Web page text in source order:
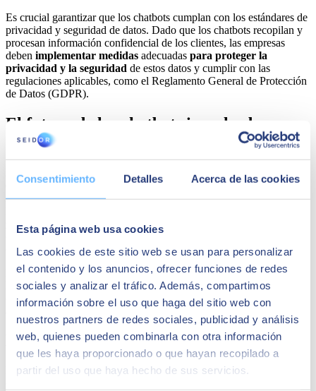
Consentimiento Detalles Acerca de las cookies
Esta página web usa cookies
Las cookies de este sitio web se usan para personalizar
el contenido y los anuncios, ofrecer funciones de redes
sociales y analizar el tráfico. Además, compartimos
información sobre el uso que haga del sitio web con
nuestros partners de redes sociales, publicidad y análisis
web, quienes pueden combinarla con otra información
que les haya proporcionado o que hayan recopilado a
partir del uso que haya hecho de sus servicios.
Es crucial garantizar que los chatbots cumplan con los estándares de
privacidad y seguridad de datos. Dado que los chatbots recopilan y
procesan información confidencial de los clientes, las empresas
deben implementar medidas adecuadas para proteger la
privacidad y la seguridad de estos datos y cumplir con las
regulaciones aplicables, como el Reglamento General de Protección
de Datos (GDPR).
El futuro de los chatbots impulsados por
IA
A medida que la tecnología de IA continúa avanzando es probable
que veamos aún más innovaciones en el espacio de los chatbots. La
integración de tecnologías emergentes como el procesamiento de
generación de lenguaje natural
ofrecer experiencias aún más personalizadas y envolventes para los
clientes.
La combinación de chatbots con otras tecnologías disruptivas, como
la realidad aumentada y la realidad virtual, podría abrir nuevas
oportunidades para la interacción humano-máquina y transformar
aún más la forma en que las empresas interactúan con sus clientes.
En resumen…
La IA ha desempeñado un papel fundamental en la evolución de los